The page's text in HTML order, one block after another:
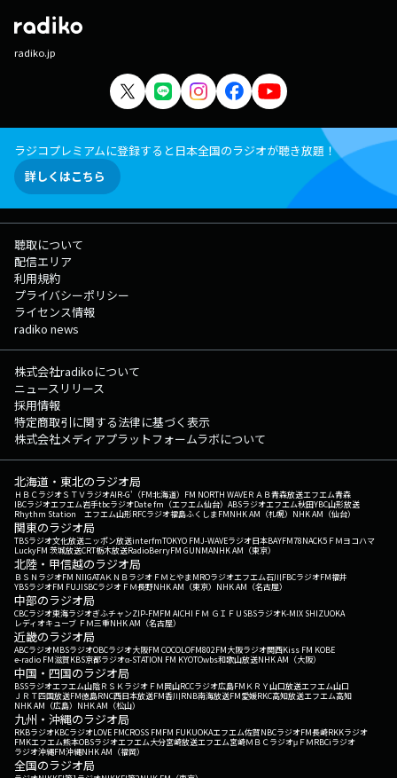
radiko.jp
ラジコプレミアムに登録すると日本全国のラジオが聴き放題！
詳しくはこちら
聴取について
配信エリア
利用規約
プライバシーポリシー
ライセンス情報
radiko news
株式会社radikoについて
ニュースリリース
採用情報
特定商取引に関する法律に基づく表示
株式会社メディアプラットフォームラボについて
北海道・東北のラジオ局
ＨＢＣラジオＳＴＶラジオAIR-G'（FM北海道） FM NORTH WAVEＲＡＢ青森放送エフエム青森
IBCラジオエフエム岩手tbcラジオDate fm（エフエム仙台） ABSラジオエフエム秋田YBC山形放送
Rhythm Station エフエム山形RFCラジオ福島ふくしまFMNHK AM（札幌） NHK AM（仙台）
関東のラジオ局
TBSラジオ文化放送ニッポン放送interfmTOKYO FMJ-WAVEラジオ日本BAYFM78NACK5 ＦＭヨコハマ
LuckyFM 茨城放送CRT栃木放送RadioBerryFM GUNMANHK AM（東京）
北陸・甲信越のラジオ局
ＢＳＮラジオFM NIIGATAＫＮＢラジオ ＦＭとやまMROラジオエフエム石川FBCラジオFM福井
YBSラジオFM FUJISBCラジオ ＦＭ長野NHK AM（東京） NHK AM（名古屋）
中部のラジオ局
CBCラジオ東海ラジオぎふチャンZIP-FMFM AICHI ＦＭ ＧＩＦＵ SBSラジオK-MIX SHIZUOKA
レディオキューブ ＦＭ三重NHK AM（名古屋）
近畿のラジオ局
ABCラジオMBSラジオOBCラジオ大阪FM COCOLOFM802FM大阪ラジオ関西Kiss FM KOBE
e-radio FM滋賀KBS京都ラジオα-STATION FM KYOTOwbs和歌山放送NHK AM（大阪）
中国・四国のラジオ局
BSSラジオエフエム山陰ＲＳＫラジオ ＦＭ岡山RCCラジオ広島FM ＫＲＹ山口放送エフエム山口
ＪＲＴ四国放送FM徳島RNC西日本放送FM香川RNB南海放送FM愛媛RKC高知放送エフエム高知
NHK AM（広島） NHK AM（松山）
九州・沖縄のラジオ局
RKBラジオKBCラジオLOVE FMCROSS FMFM FUKUOKAエフエム佐賀NBCラジオFM長崎RKKラジオ
FMKエフエム熊本OBSラジオエフエム大分宮崎放送エフエム宮崎ＭＢＣラジオμＦＭRBCiラジオ
ラジオ沖縄FM沖縄NHK AM（福岡）
全国のラジオ局